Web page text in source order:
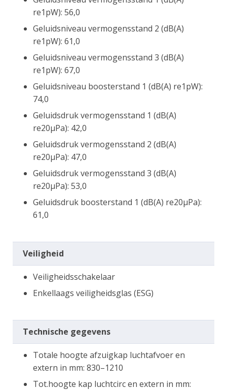
re1pW): 56,0
Geluidsniveau vermogensstand 2 (dB(A)
re1pW): 61,0
Geluidsniveau vermogensstand 3 (dB(A)
re1pW): 67,0
Geluidsniveau boosterstand 1 (dB(A) re1pW):
74,0
Geluidsdruk vermogensstand 1 (dB(A)
re20µPa): 42,0
Geluidsdruk vermogensstand 2 (dB(A)
re20µPa): 47,0
Geluidsdruk vermogensstand 3 (dB(A)
re20µPa): 53,0
Geluidsdruk boosterstand 1 (dB(A) re20µPa):
61,0
Veiligheid
Veiligheidsschakelaar
Enkellaags veiligheidsglas (ESG)
Technische gegevens
Totale hoogte afzuigkap luchtafvoer en
extern in mm: 830–1210
Tot.hoogte kap luchtcirc en extern in mm: